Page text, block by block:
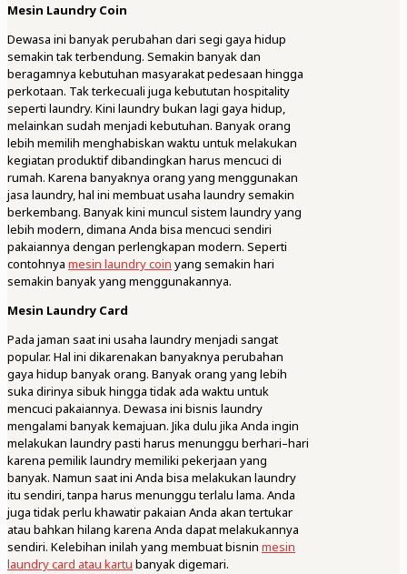
Mesin Laundry Coin
Dewasa ini banyak perubahan dari segi gaya hidup
semakin tak terbendung. Semakin banyak dan
beragamnya kebutuhan masyarakat pedesaan hingga
perkotaan. Tak terkecuali juga kebututan hospitality
seperti laundry. Kini laundry bukan lagi gaya hidup,
melainkan sudah menjadi kebutuhan. Banyak orang
lebih memilih menghabiskan waktu untuk melakukan
kegiatan produktif dibandingkan harus mencuci di
rumah. Karena banyaknya orang yang menggunakan
jasa laundry, hal ini membuat usaha laundry semakin
berkembang. Banyak kini muncul sistem laundry yang
lebih modern, dimana Anda bisa mencuci sendiri
pakaiannya dengan perlengkapan modern. Seperti
contohnya mesin laundry coin yang semakin hari
semakin banyak yang menggunakannya.
Mesin Laundry Card
Pada jaman saat ini usaha laundry menjadi sangat
popular. Hal ini dikarenakan banyaknya perubahan
gaya hidup banyak orang. Banyak orang yang lebih
suka dirinya sibuk hingga tidak ada waktu untuk
mencuci pakaiannya. Dewasa ini bisnis laundry
mengalami banyak kemajuan. Jika dulu jika Anda ingin
melakukan laundry pasti harus menunggu berhari–hari
karena pemilik laundry memiliki pekerjaan yang
banyak. Namun saat ini Anda bisa melakukan laundry
itu sendiri, tanpa harus menunggu terlalu lama. Anda
juga tidak perlu khawatir pakaian Anda akan tertukar
atau bahkan hilang karena Anda dapat melakukannya
sendiri. Kelebihan inilah yang membuat bisnin mesin
laundry card atau kartu banyak digemari.